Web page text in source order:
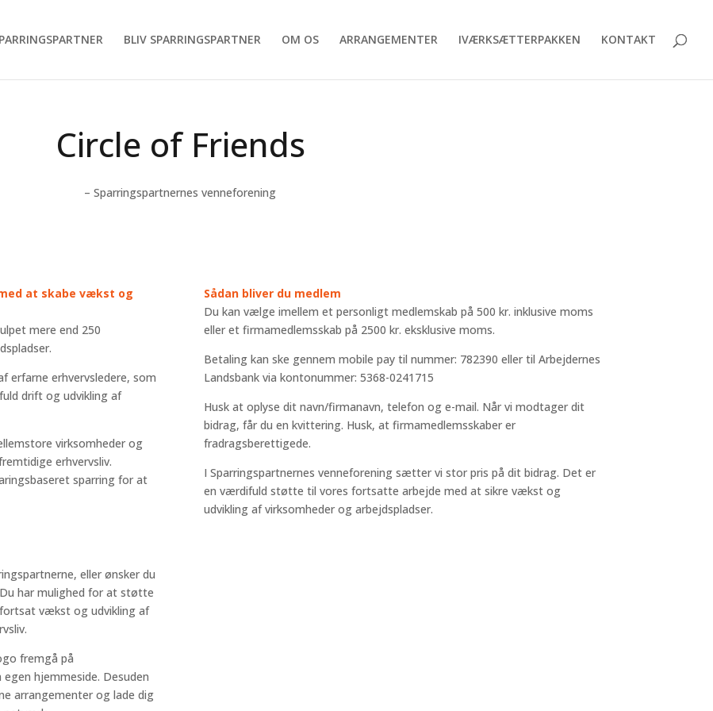
BLIV SPARRINGSPARTNER OM OS ARRANGEMENTER IVÆRKSÆTTERPAKKEN KONTAKT
Circle of Friends
– Sparringspartnernes venneforening
at skabe vækst og
mere end 250
erhvervsledere, som
drift og udvikling af
virksomheder og
erhvervsliv.
sparring for at
eller ønsker du
har mulighed for at støtte
vækst og udvikling af
fremgå på
hjemmeside. Desuden
arrangementer og lade dig
Sådan bliver du medlem
Du kan vælge imellem et personligt medlemskab på 500 kr. inklusive moms
eller et firmamedlemsskab på 2500 kr. eksklusive moms.
Betaling kan ske gennem mobile pay til nummer: 782390 eller til Arbejdernes
Landsbank via kontonummer: 5368-0241715
Husk at oplyse dit navn/firmanavn, telefon og e-mail. Når vi modtager dit
bidrag, får du en kvittering. Husk, at firmamedlemsskaber er
fradragsberettigede.
I Sparringspartnernes venneforening sætter vi stor pris på dit bidrag. Det er
en værdifuld støtte til vores fortsatte arbejde med at sikre vækst og
udvikling af virksomheder og arbejdspladser.